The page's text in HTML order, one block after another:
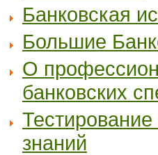
Банковская
Большие
О
банковских
знаний